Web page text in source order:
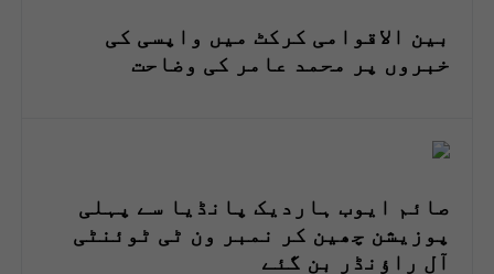
بین الاقوامی کرکٹ میں واپسی کی
خبروں پر محمد عامر کی وضاحت
صائم ایوب ہاردیک پانڈیا سے پہلی
پوزیشن چھین کر نمبر ون ٹی ٹوئنٹی
آل راؤنڈر بن گئے